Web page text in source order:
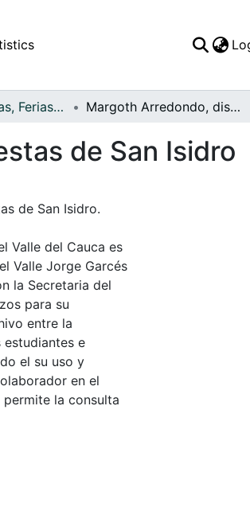
APFFVC - Fiestas, Ferias y Carnavales - Patrimonial Margoth Arredondo, dispuesta a celebrar las fiestas de San Isidro
de San Isidro
de San Isidro.
Valle del Cauca es
Valle Jorge Garcés
la Secretaria del
para su
entre la
estudiantes e
el su uso y
en el
la consulta